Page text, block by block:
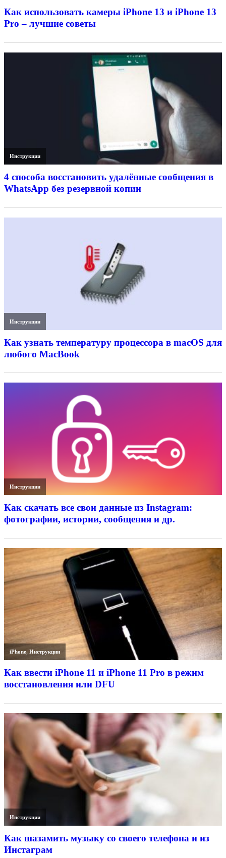
Как использовать камеры iPhone 13 и iPhone 13
Pro – лучшие советы
Инструкции
4 способа восстановить удалённые сообщения в
WhatsApp без резервной копии
Инструкции
Как узнать температуру процессора в macOS для
любого MacBook
Инструкции
Как скачать все свои данные из Instagram:
фотографии, истории, сообщения и др.
iPhone,Инструкции
Как ввести iPhone 11 и iPhone 11 Pro в режим
восстановления или DFU
Инструкции
Как шазамить музыку со своего телефона и из
Инстаграм